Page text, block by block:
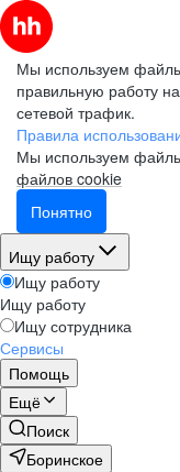
Мы используем
правильную работу
сетевой трафик.
Правила
Мы используем
файлов cookie
Понятно
Ищу работу
Ищу работу
Ищу работу
Ищу сотрудника
Сервисы
Помощь
Ещё
Поиск
Боринское